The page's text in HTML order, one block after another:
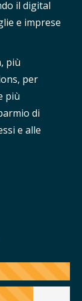
il digital
e imprese
più
per
più
di
e alle